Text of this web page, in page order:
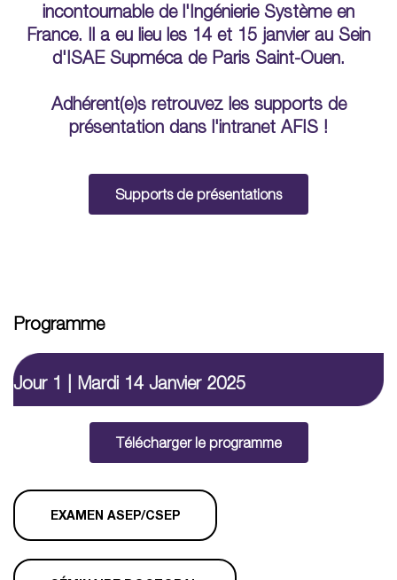
incontournable de l'Ingénierie Système en
France. Il a eu lieu les 14 et 15 janvier au Sein
d'ISAE Supméca de Paris Saint-Ouen.
Adhérent(e)s retrouvez les supports de
présentation dans l'intranet AFIS !
Supports de présentations
Programme
Jour 1 | Mardi 14 Janvier 2025
Télécharger le programme
EXAMEN ASEP/CSEP